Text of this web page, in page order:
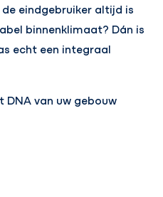
eindgebruiker altijd is
binnenklimaat? Dán is
echt een integraal
DNA van uw gebouw